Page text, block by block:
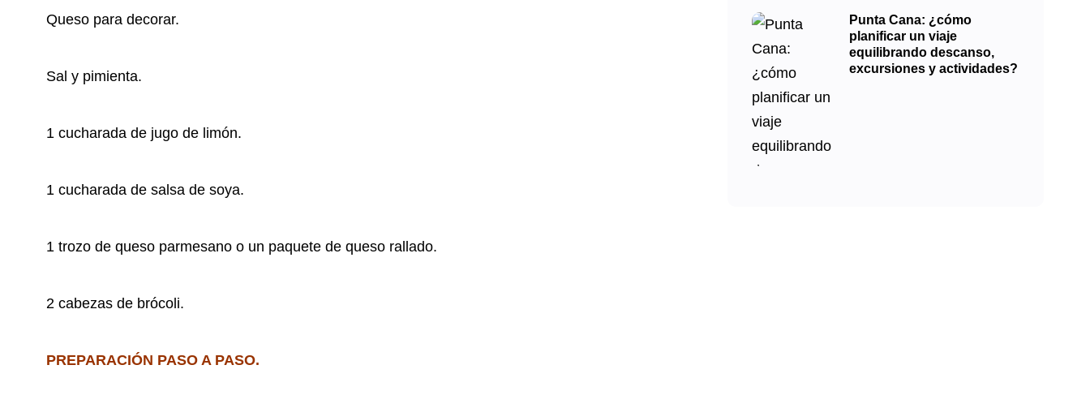
Queso para decorar.
Sal y pimienta.
1 cucharada de jugo de limón.
1 cucharada de salsa de soya.
1 trozo de queso parmesano o un paquete de queso rallado.
2 cabezas de brócoli.
PREPARACIÓN PASO A PASO.
Punta Cana: ¿cómo
planificar un viaje
equilibrando descanso,
excursiones y actividades?